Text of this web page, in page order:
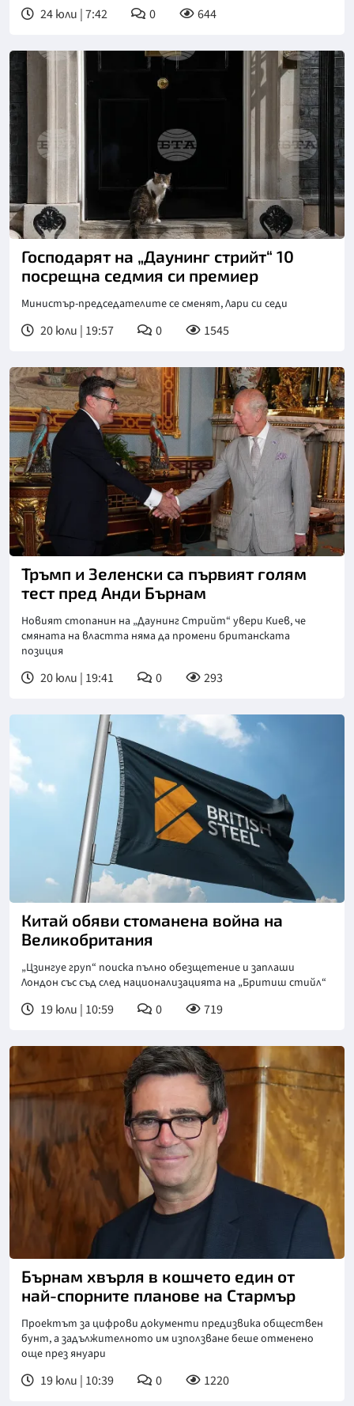
24 юли | 7:42 0 644
Господарят на „Даунинг стрийт“ 10
посрещна седмия си премиер
Министър-председателите се сменят, Лари си седи
20 юли | 19:57 0 1545
Тръмп и Зеленски са първият голям
тест пред Анди Бърнам
Новият стопанин на „Даунинг Стрийт“ увери Киев, че
смяната на властта няма да промени британската
позиция
20 юли | 19:41 0 293
Китай обяви стоманена война на
Великобритания
„Цзингуе груп“ поиска пълно обезщетение и заплаши
Лондон със съд след национализацията на „Бритиш стийл“
19 юли | 10:59 0 719
Снимка: Университет на Ливърпул
Бърнам хвърля в кошчето един от
най-спорните планове на Стармър
Проектът за цифрови документи предизвика обществен
бунт, а задължителното им използване беше отменено
още през януари
19 юли | 10:39 0 1220